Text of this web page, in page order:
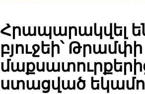
Հրապարակվել
բյուջեի՝ Թրամփի
ստացված